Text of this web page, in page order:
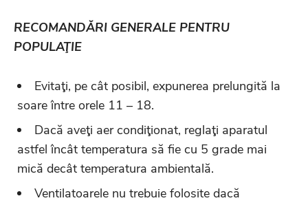
RECOMANDĂRI GENERALE PENTRU
POPULAŢIE
Evitaţi, pe cât posibil, expunerea prelungită la
soare între orele 11 – 18.
Dacă aveţi aer condiţionat, reglaţi aparatul
astfel încât temperatura să fie cu 5 grade mai
mică decât temperatura ambientală.
Ventilatoarele nu trebuie folosite dacă